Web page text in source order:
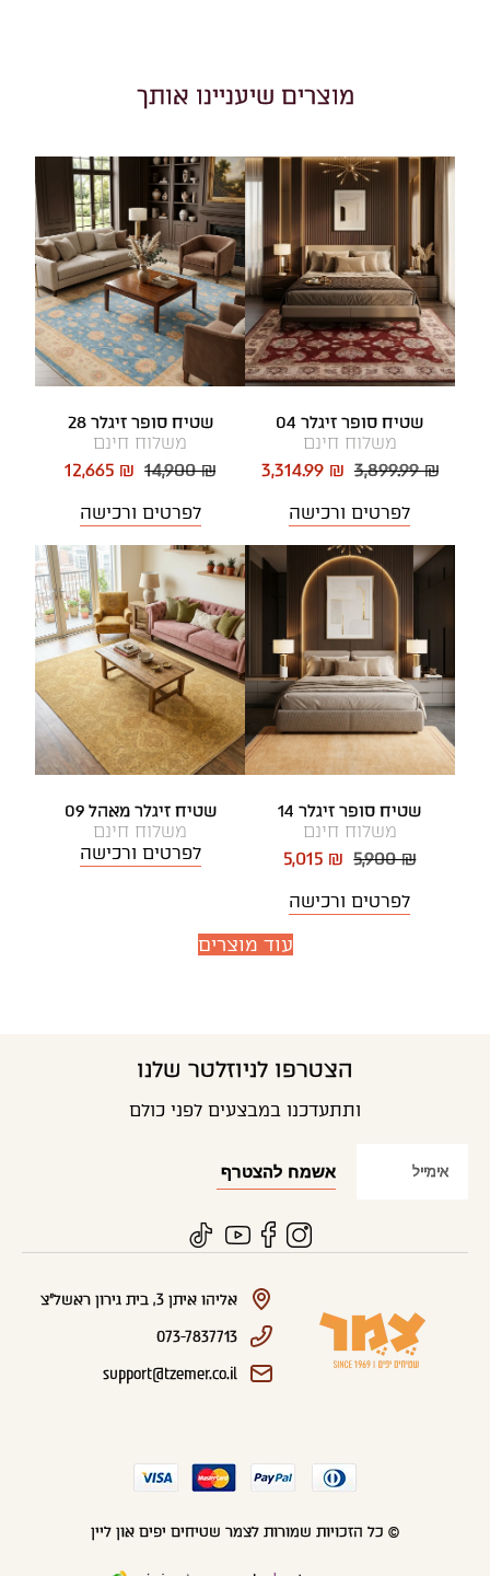
מוצרים שיעניינו אותך
שטיח סופר זיגלר 04
משלוח חינם
3,899.99 ₪
3,314.99 ₪
לפרטים ורכישה
שטיח סופר זיגלר 28
משלוח חינם
14,900 ₪
12,665 ₪
לפרטים ורכישה
שטיח סופר זיגלר 14
משלוח חינם
5,900 ₪
5,015 ₪
לפרטים ורכישה
שטיח זיגלר מאהל 09
משלוח חינם
לפרטים ורכישה
עוד מוצרים
הצטרפו לניוזלטר שלנו
ותתעדכנו במבצעים לפני כולם
אליהו איתן 3, בית גירון ראשל"צ
073-7837713
support@tzemer.co.il
© כל הזכויות שמורות לצמר שטיחים יפים און ליין